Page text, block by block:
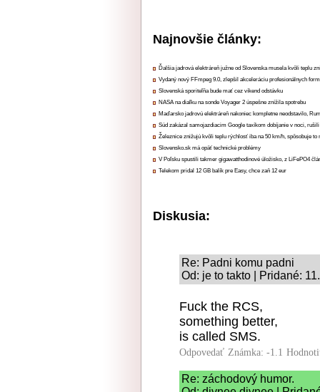
Najnovšie články:
Ďalšia jadrová elektráreň južne od Slovenska musela kvôli teplu
Vydaný nový FFmpeg 9.0, zlepšil akceleráciu profesionálnych
Slovenská sporiteľňa bude mať cez víkend odstávku
NASA na diaľku na sonde Voyager 2 úspešne znížila spotrebu
Maďarsko jadrovú elektráreň nakoniec kompletne neodstavilo,
Súd zakázal samojazdiacim Google taxíkom dobíjanie v noci,
Železnice znižujú kvôli teplu rýchlosť iba na 50 km/h, spôsobuje to
Slovensko.sk má opäť technické problémy
V Poľsku spustili takmer gigawatthodinové úložisko, z LiFePO4
Telekom pridal 12 GB balík pre Easy, chce zaň 12 eur
Diskusia:
Re: Padni komu padni
Od: je to takto | Pridané:
Fuck the RCS,
something better,
is called SMS.
Odpovedať Známka: -1.1
Re: záchodový humor.